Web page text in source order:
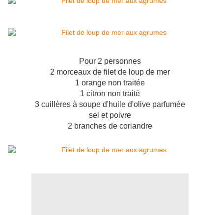
Pour 2 personnes
2 morceaux de filet de loup de mer
1 orange non traitée
1 citron non traité
3 cuillères à soupe d'huile d'olive parfumée
sel et poivre
2 branches de coriandre